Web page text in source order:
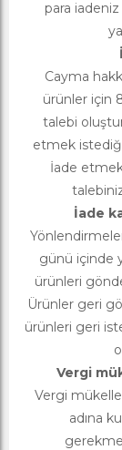
para iadeniz
Cayma
ürünler için
talebi
etmek
İade
İade
günü içinde
ürünleri
Ürünler geri
ürünleri geri
Vergi
Vergi
adına